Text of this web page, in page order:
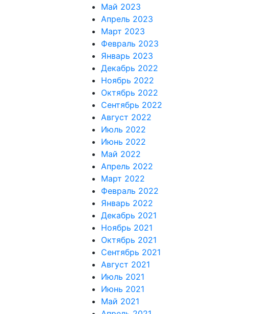
Май 2023
Апрель 2023
Март 2023
Февраль 2023
Январь 2023
Декабрь 2022
Ноябрь 2022
Октябрь 2022
Сентябрь 2022
Август 2022
Июль 2022
Июнь 2022
Май 2022
Апрель 2022
Март 2022
Февраль 2022
Январь 2022
Декабрь 2021
Ноябрь 2021
Октябрь 2021
Сентябрь 2021
Август 2021
Июль 2021
Июнь 2021
Май 2021